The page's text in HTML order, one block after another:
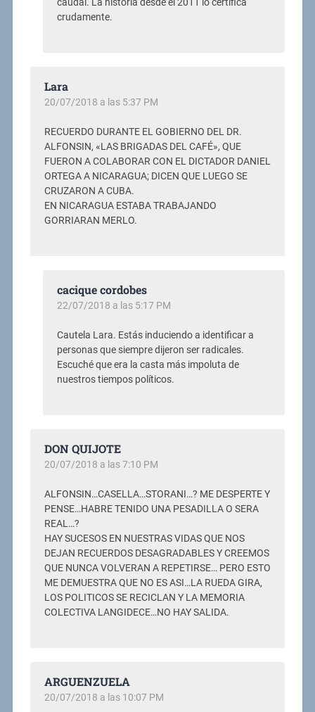
crudamente.
Lara
20/07/2018 a las 5:37 PM
RECUERDO DURANTE EL GOBIERNO DEL DR.
ALFONSIN, «LAS BRIGADAS DEL CAFÉ», QUE
FUERON A COLABORAR CON EL DICTADOR DANIEL
ORTEGA A NICARAGUA; DICEN QUE LUEGO SE
CRUZARON A CUBA.
EN NICARAGUA ESTABA TRABAJANDO
GORRIARAN MERLO.
cacique cordobes
22/07/2018 a las 5:17 PM
Cautela Lara. Estás induciendo a identificar a
personas que siempre dijeron ser radicales.
Escuché que era la casta más impoluta de
nuestros tiempos políticos.
DON QUIJOTE
20/07/2018 a las 7:10 PM
ALFONSIN…CASELLA…STORANI…? ME DESPERTE Y
PENSE…HABRE TENIDO UNA PESADILLA O SERA
REAL…?
HAY SUCESOS EN NUESTRAS VIDAS QUE NOS
DEJAN RECUERDOS DESAGRADABLES Y CREEMOS
QUE NUNCA VOLVERAN A REPETIRSE… PERO ESTO
ME DEMUESTRA QUE NO ES ASI…LA RUEDA GIRA,
LOS POLITICOS SE RECICLAN Y LA MEMORIA
COLECTIVA LANGIDECE…NO HAY SALIDA.
ARGUENZUELA
20/07/2018 a las 10:07 PM